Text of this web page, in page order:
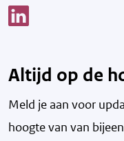
Altijd op de
Meld je aan voor
hoogte van van